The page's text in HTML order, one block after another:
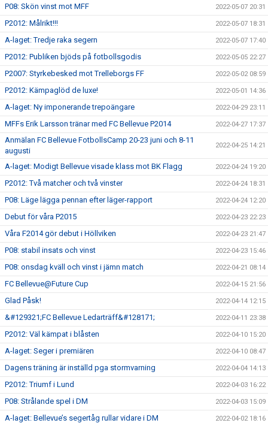
P08: Skön vinst mot MFF 2022-05-07 20:31
P2012: Målrikt!!! 2022-05-07 18:31
A-laget: Tredje raka segern 2022-05-07 17:40
P2012: Publiken bjöds på fotbollsgodis 2022-05-05 22:27
P2007: Styrkebesked mot Trelleborgs FF 2022-05-02 08:59
P2012: Kämpaglöd de luxe! 2022-05-01 14:36
A-laget: Ny imponerande trepoängare 2022-04-29 23:11
MFFs Erik Larsson tränar med FC Bellevue P2014 2022-04-27 17:37
Anmälan FC Bellevue FotbollsCamp 20-23 juni och 8-11
augusti
2022-04-25 14:21
A-laget: Modigt Bellevue visade klass mot BK Flagg 2022-04-24 19:20
P2012: Två matcher och två vinster 2022-04-24 18:31
P08: Läge lägga pennan efter läger-rapport 2022-04-24 12:20
Debut för våra P2015 2022-04-23 22:23
Våra F2014 gör debut i Höllviken 2022-04-23 21:47
P08: stabil insats och vinst 2022-04-23 15:46
P08: onsdag kväll och vinst i jämn match 2022-04-21 08:14
FC Bellevue@Future Cup 2022-04-15 21:56
Glad Påsk! 2022-04-14 12:15
&#129321;FC Bellevue Ledarträff&#128171; 2022-04-11 23:38
P2012: Väl kämpat i blåsten 2022-04-10 15:20
A-laget: Seger i premiären 2022-04-10 08:47
Dagens träning är inställd pga stormvarning 2022-04-04 14:13
P2012: Triumf i Lund 2022-04-03 16:22
P08: Strålande spel i DM 2022-04-03 15:09
A-laget: Bellevue’s segertåg rullar vidare i DM 2022-04-02 18:16